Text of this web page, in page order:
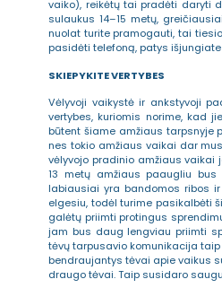
vaiko), reikėtų tai pradėti daryti
sulaukus 14–15 metų,
nuolat turite pramogauti, tai
pasidėti telefoną, patys
SKIEPYKITE VERTYBES
Vėlyvoji vaikystė ir ankstyvoji
vertybes, kuriomis norime, kad
būtent šiame amžiaus tarpsnyje
nes tokio amžiaus vaikai dar
vėlyvojo pradinio amžiaus vaikai
13 metų amžiaus paaugliu
labiausiai yra bandomos ribos
elgesiu, todėl turime pasikalbėti
galėtų priimti protingus
jam bus daug lengviau priimti
tėvų tarpusavio komunikacija
bendraujantys tėvai apie vaikus
draugo tėvai. Taip susidaro